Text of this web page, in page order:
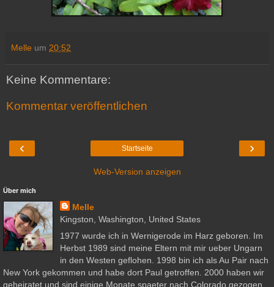
Melle um 20:52
Keine Kommentare:
Kommentar veröffentlichen
‹ ›
Startseite
Web-Version anzeigen
Über mich
Melle
Kingston, Washington, United States
1977 wurde ich in Wernigerode im Harz geboren. Im
Herbst 1989 sind meine Eltern mit mir ueber Ungarn
in den Westen geflohen. 1998 bin ich als Au Pair nach
New York gekommen und habe dort Paul getroffen. 2000 haben wir
geheiratet und sind einige Monate spaeter nach Colorado gezogen.